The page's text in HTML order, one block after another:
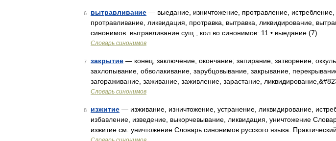
6 вытравливание — выедание, изничтожение, протравление, истребление,
протравливание, ликвидация, протравка, вытравка, ликвидирование,
синонимов. вытравливание сущ., кол во синонимов: 11 • выедание (7) …
Словарь синонимов
7 закрытие — конец, заключение, окончание; запирание, затворение,
захлопывание, обволакивание, зарубцовывание, закрывание,
загораживание, заживание, заживление, зарастание,
Словарь синонимов
8 изжитие — изживание, изничтожение, устранение, ликвидирование,
избавление, изведение, выкорчевывание, ликвидация, уничтожение
изжитие см. уничтожение Словарь синонимов русского языка.